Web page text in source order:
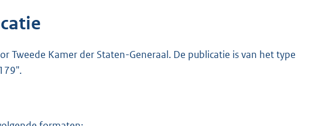
n
Tweede Kamer der Staten-Generaal. De publicatie is van het type